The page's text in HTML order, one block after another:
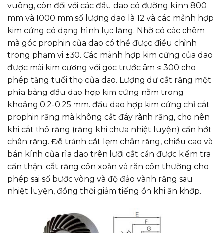
vuông, còn đối với các đầu dao có đường kính 800
mm và 1000 mm số lượng dao là 12 và các mảnh hợp
kim cứng có dạng hình lục lăng. Nhờ có các chêm
mà góc prophin của dao có thể được điều chỉnh
trong phạm vi ±30. Các mảnh hợp kim cứng của dao
được mài kim cương với góc trước âm ≤ 300 cho
phép tăng tuổi thọ của dao. Lượng dư cắt răng một
phía bằng đầu dao hợp kim cứng nằm trong
khoảng 0.2-0.25 mm. đầu dao hợp kim cứng chỉ cắt
prophin răng mà không cắt đáy rãnh răng, cho nên
khi cắt thô răng (răng khi chưa nhiệt luyện) cần hớt
chân răng. Đễ tránh cắt lẹm chân răng, chiều cao và
bán kính của rìa dao trên lưỡi cắt cần được kiểm tra
cẩn thận. cắt răng côn xoắn và răn côn thường cho
phép sai số bước vòng và độ đảo vành răng sau
nhiệt luyện, đồng thời giảm tiếng ồn khi ăn khớp.